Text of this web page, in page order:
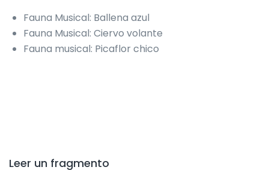
Fauna Musical: Ballena azul
Fauna Musical: Ciervo volante
Fauna musical: Picaflor chico
Leer un fragmento